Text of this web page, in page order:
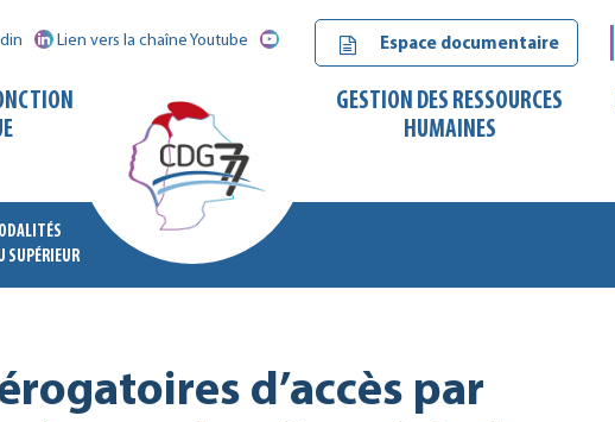
Lien vers la chaîne Youtube Espace documentaire
CDG
77
GESTION DES RESSOURCES
HUMAINES
SUPÉRIEUR
d’accès par